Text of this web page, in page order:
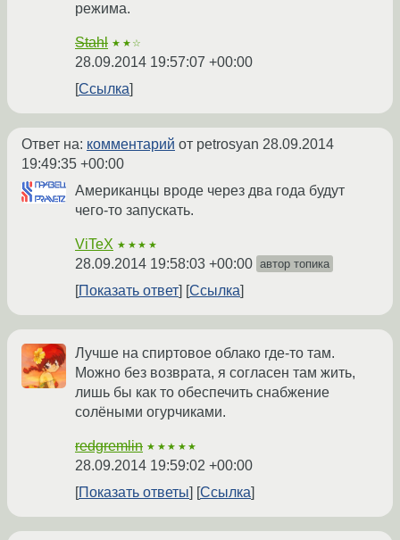
режима.
Stahl ★★☆
28.09.2014 19:57:07 +00:00
Ссылка
Ответ на: комментарий от petrosyan 28.09.2014
19:49:35 +00:00
Американцы вроде через два года будут
чего-то запускать.
ViTeX ★★★★
28.09.2014 19:58:03 +00:00 автор топика
Показать ответ Ссылка
Лучше на спиртовое облако где-то там.
Можно без возврата, я согласен там жить,
лишь бы как то обеспечить снабжение
солёными огурчиками.
redgremlin ★★★★★
28.09.2014 19:59:02 +00:00
Показать ответы
Ссылка